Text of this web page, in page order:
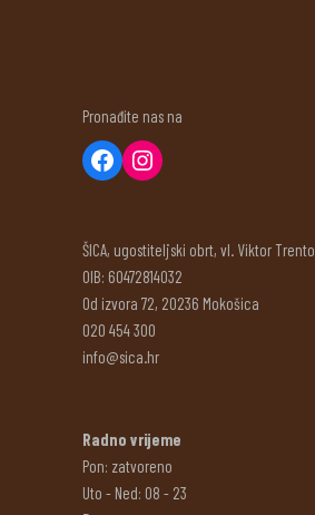
Pronađite nas na
ŠICA, ugostiteljski obrt, vl. Viktor Trento
OIB: 60472814032
Od izvora 72, 20236 Mokošica
020 454 300
info@sica.hr
Radno vrijeme
Pon: zatvoreno
Uto - Ned: 08 - 23